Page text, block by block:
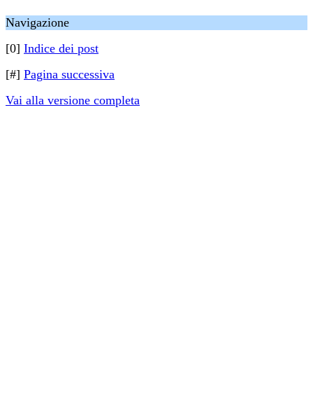
Navigazione
[0] Indice dei post
[#] Pagina successiva
Vai alla versione completa